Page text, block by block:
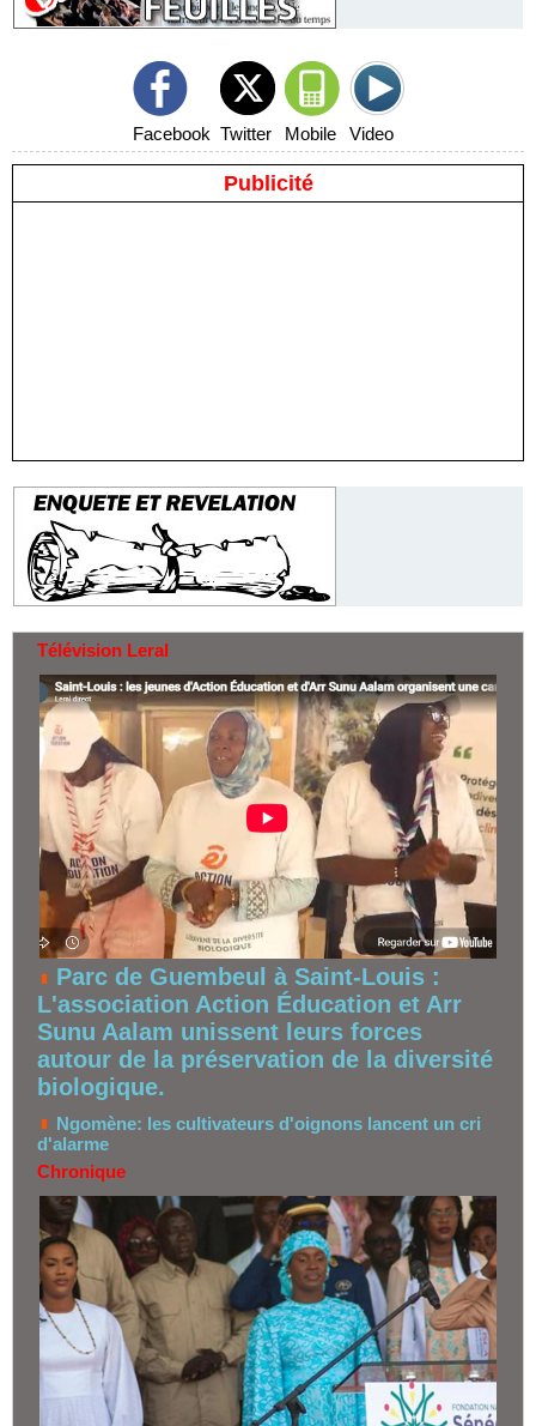
Facebook Twitter Mobile Video
Publicité
Télévision Leral
Parc de Guembeul à Saint-Louis :
L'association Action Éducation et Arr
Sunu Aalam unissent leurs forces
autour de la préservation de la diversité
biologique.
Ngomène: les cultivateurs d'oignons lancent un cri
d'alarme
Chronique